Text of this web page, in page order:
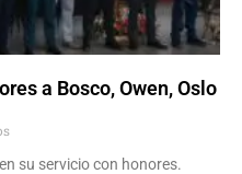
a Bosco, Owen, Oslo
su servicio con honores.